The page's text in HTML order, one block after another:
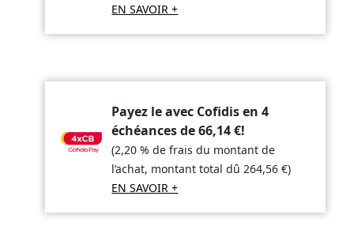
EN SAVOIR +
Payez le avec Cofidis en 4
échéances de66,14€!
(2,20 % de frais du montant de
l’achat, montant total dû264,56€)
EN SAVOIR +